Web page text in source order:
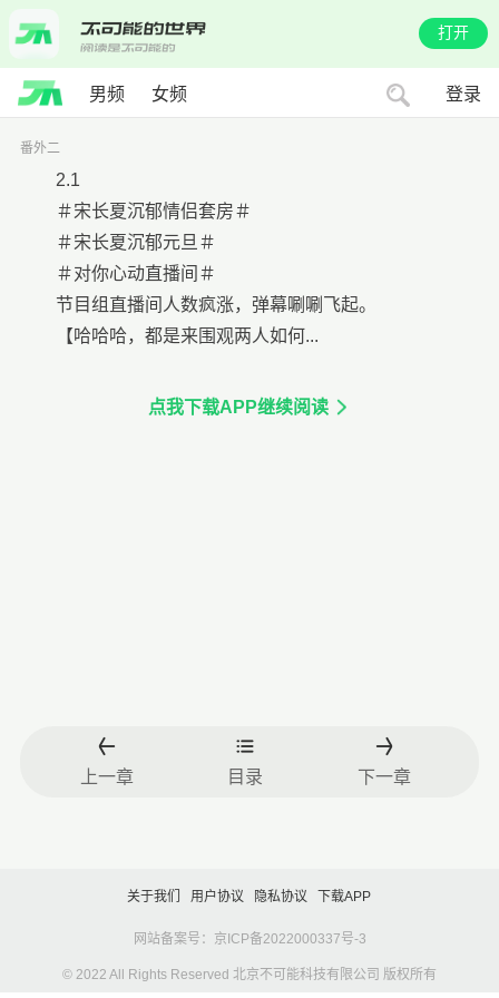
打开
男频 女频 登录
番外二
2.1
＃宋长夏沉郁情侣套房＃
＃宋长夏沉郁元旦＃
＃对你心动直播间＃
节目组直播间人数疯涨，弹幕唰唰飞起。
【哈哈哈，都是来围观两人如何...
点我下载APP继续阅读
上一章 目录 下一章
关于我们 用户协议 隐私协议 下载APP
网站备案号：京ICP备2022000337号-3
© 2022 All Rights Reserved 北京不可能科技有限公司 版权所有